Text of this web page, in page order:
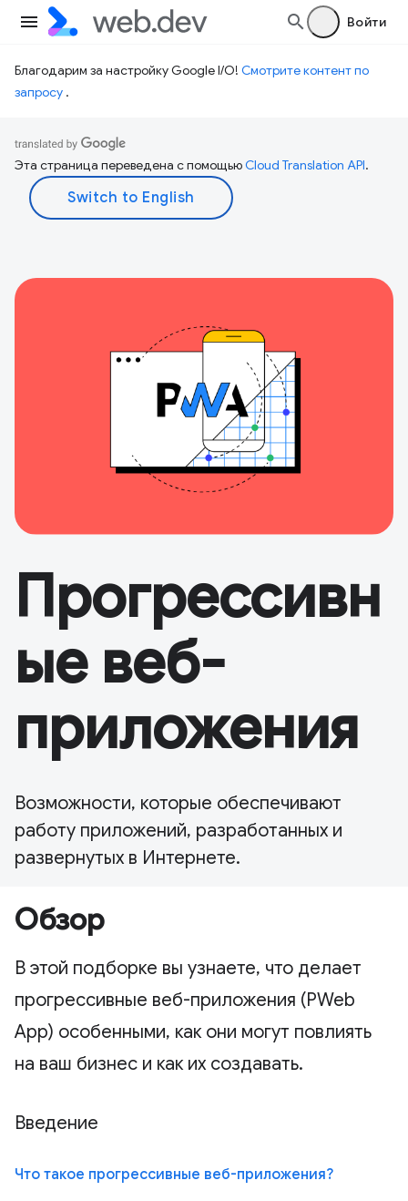
Войти
Благодарим за настройку Google I/O! Смотрите контент по
запросу .
Эта страница переведена с помощьюCloud Translation API.
Прогрессивн
ые веб-
приложения
Возможности, которые обеспечивают
работу приложений, разработанных и
развернутых в Интернете.
Обзор
В этой подборке вы узнаете, что делает
прогрессивные веб-приложения (PWeb
App) особенными, как они могут повлиять
на ваш бизнес и как их создавать.
Введение
Что такое прогрессивные веб-приложения?